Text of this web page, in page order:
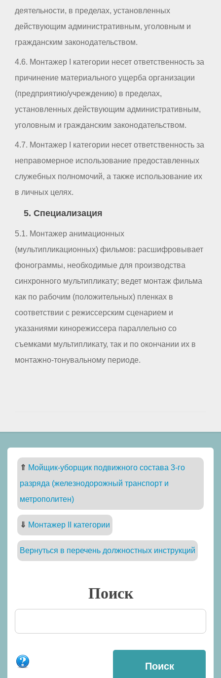
деятельности, в пределах, установленных
действующим административным, уголовным и
гражданским законодательством.
4.6. Монтажер I категории несет ответственность за
причинение материального ущерба организации
(предприятию/учреждению) в пределах,
установленных действующим административным,
уголовным и гражданским законодательством.
4.7. Монтажер I категории несет ответственность за
неправомерное использование предоставленных
служебных полномочий, а также использование их
в личных целях.
5. Специализация
5.1. Монтажер анимационных
(мультипликационных) фильмов: расшифровывает
фонограммы, необходимые для производства
синхронного мультипликату; ведет монтаж фильма
как по рабочим (положительных) пленках в
соответствии с режиссерским сценарием и
указаниями кинорежиссера параллельно со
съемками мультипликату, так и по окончании их в
монтажно-тонувальному периоде.
⇑ Мойщик-уборщик подвижного состава 3-го
разряда (железнодорожный транспорт и
метрополитен)
⇓ Монтажер II категории
Вернуться в перечень должностных инструкций
Поиск